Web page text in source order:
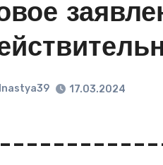
17.03.2024